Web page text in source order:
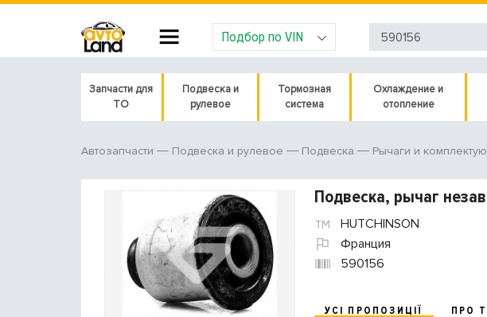
Подбор по VIN
Запчасти для
ТО
Подвеска и
рулевое
Тормозная
система
Охлаждение и
отопление
Автозапчасти Подвеска и рулевое Подвеска Рычаги и
Подвеска, рычаг
HUTCHINSON
Франция
590156
УСІ ПРОПОЗИЦІЇ ПРО